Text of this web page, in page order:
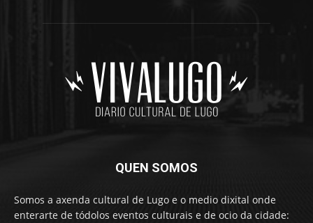
QUEN SOMOS
Somos a axenda cultural de Lugo e o medio dixital onde
enterarte de tódolos eventos culturais e de ocio da cidade: